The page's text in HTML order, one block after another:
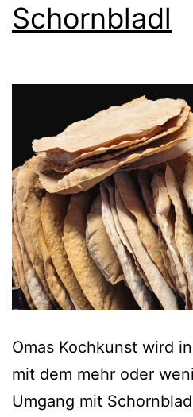
Schornbladl
Omas Kochkunst wird
mit dem mehr oder
Umgang mit